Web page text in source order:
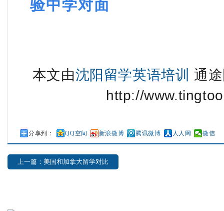
验中学对面
本文由沈阳留学英语培训 通
http://
分享到： QQ空间 新浪微博 腾讯微博 人人网 微信
上一篇：美国和加拿大留学对比